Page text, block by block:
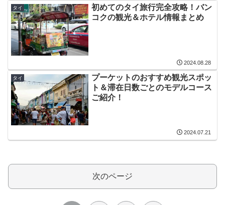
タイ
初めてのタイ旅行完全攻略！バン
コクの観光＆ホテル情報まとめ
2024.08.28
タイ
プーケットのおすすめ観光スポッ
ト＆滞在日数ごとのモデルコース
ご紹介！
2024.07.21
次のページ